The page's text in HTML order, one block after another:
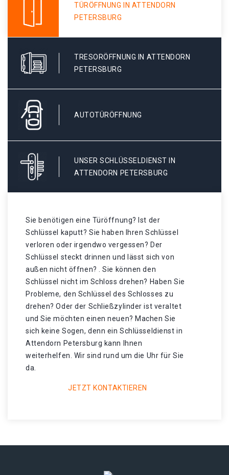
TÜRÖFFNUNG IN ATTENDORN
PETERSBURG
TRESORÖFFNUNG IN ATTENDORN
PETERSBURG
AUTOTÜRÖFFNUNG
UNSER SCHLÜSSELDIENST IN
ATTENDORN PETERSBURG
Sie benötigen eine Türöffnung? Ist der
Schlüssel kaputt? Sie haben Ihren Schlüssel
verloren oder irgendwo vergessen? Der
Schlüssel steckt drinnen und lässt sich von
außen nicht öffnen? . Sie können den
Schlüssel nicht im Schloss drehen? Haben Sie
Probleme, den Schlüssel des Schlosses zu
drehen? Oder der Schließzylinder ist veraltet
und Sie möchten einen neuen? Machen Sie
sich keine Sogen, denn ein Schlüsseldienst in
Attendorn Petersburg kann Ihnen
weiterhelfen. Wir sind rund um die Uhr für Sie
da.
JETZT KONTAKTIEREN